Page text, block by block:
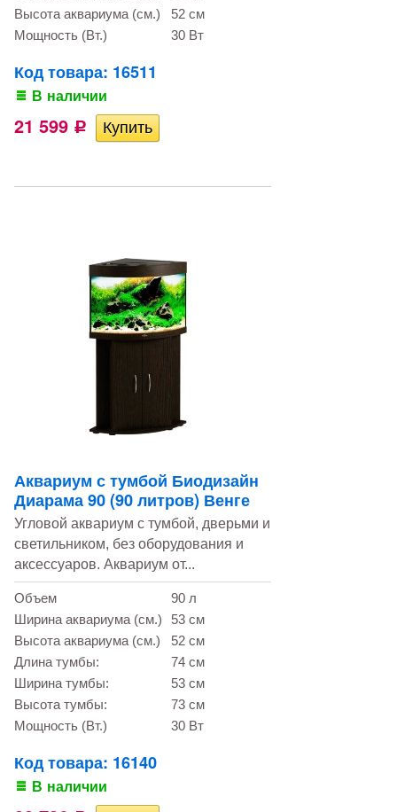
Высота аквариума (см.)
52 см
Мощность (Вт.)
30 Вт
Код товара: 16511
В наличии
21 599 Р
Аквариум с тумбой Биодизайн
Диарама 90 (90 литров) Венге
Угловой аквариум с тумбой, дверьми и
светильником, без оборудования и
аксессуаров. Аквариум от...
Объем
90 л
Ширина аквариума (см.)
53 см
Высота аквариума (см.)
52 см
Длина тумбы:
74 см
Ширина тумбы:
53 см
Высота тумбы:
73 см
Мощность (Вт.)
30 Вт
Код товара: 16140
В наличии